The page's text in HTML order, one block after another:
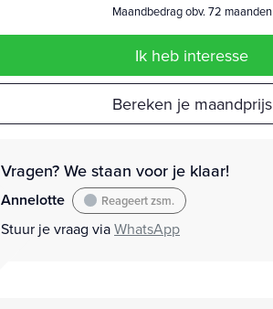
Maandbedrag obv. 72 maanden
Ik heb interesse
Bereken je maandprijs
Vragen? We staan voor je klaar!
Annelotte Reageert zsm.
Stuur je vraag viaWhatsApp